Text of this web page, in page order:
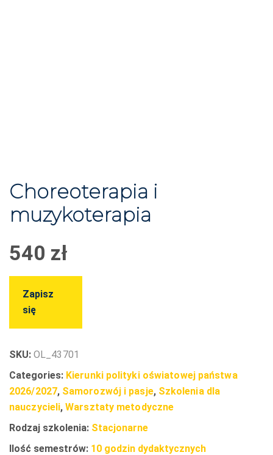
Choreoterapia i
muzykoterapia
540 zł
Zapisz
się
SKU: OL_43701
Categories: Kierunki polityki oświatowej państwa
2026/2027, Samorozwój i pasje, Szkolenia dla
nauczycieli,Warsztaty metodyczne
Rodzaj szkolenia: Stacjonarne
Ilość semestrów: 10 godzin dydaktycznych